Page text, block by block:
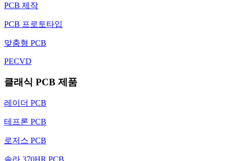
PCB 제작
PCB 프로토타입
맞춤형 PCB
PECVD
클래식 PCB 제품
레이더 PCB
테프론 PCB
로저스 PCB